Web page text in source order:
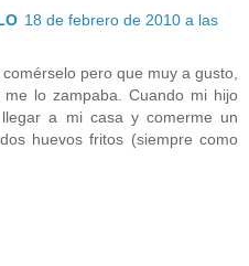
18 de febrero de 2010 a las
pero que muy a gusto,
lo zampaba. Cuando mi hijo
a mi casa y comerme un
huevos fritos (siempre como